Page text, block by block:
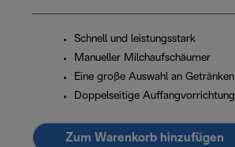
Schnell und leistungsstark
Manueller Milchaufschäumer
Eine große Auswahl an Getränken
Doppelseitige Auffangvorrichtung
Zum Warenkorb hinzufügen